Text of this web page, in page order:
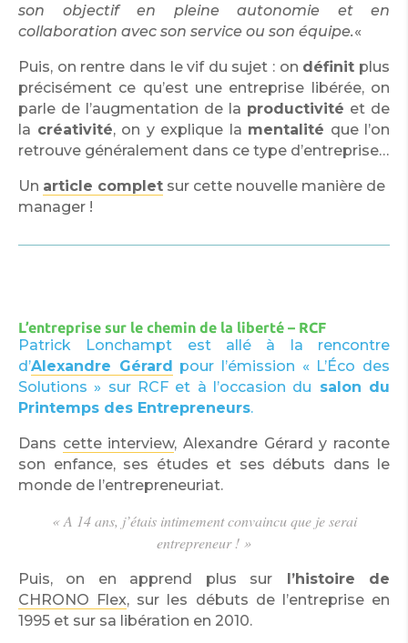
son objectif en pleine autonomie et en
collaboration avec son service ou son équipe.«
Puis, on rentre dans le vif du sujet : on définit plus
précisément ce qu’est une entreprise libérée, on
parle de l’augmentation de la productivité et de
la créativité, on y explique la mentalité que l’on
retrouve généralement dans ce type d’entreprise…
Un article complet sur cette nouvelle manière de
manager !
L’entreprise sur le chemin de la liberté – RCF
Patrick Lonchampt est allé à la rencontre
d’Alexandre Gérard
pour l’émission « L’Éco des
Solutions » sur RCF et à l’occasion du salon du
Printemps des Entrepreneurs.
Dans cette interview, Alexandre Gérard y raconte
son enfance, ses études et ses débuts dans le
monde de l’entrepreneuriat.
« A 14 ans, j’étais intimement convaincu que je serai
entrepreneur ! »
Puis, on en apprend plus sur l’histoire de
CHRONO Flex, sur les débuts de l’entreprise en
1995 et sur sa libération en 2010.